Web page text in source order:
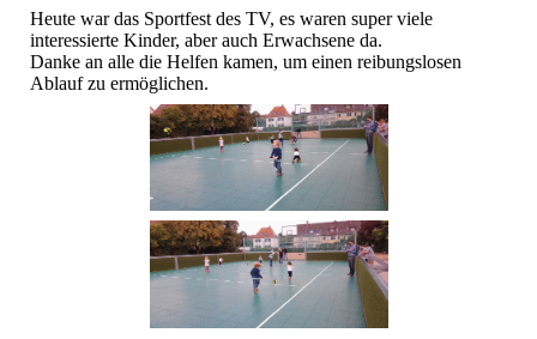
Heute war das Sportfest des TV, es waren super viele
interessierte Kinder, aber auch Erwachsene da.
Danke an alle die Helfen kamen, um einen reibungslosen
Ablauf zu ermöglichen.